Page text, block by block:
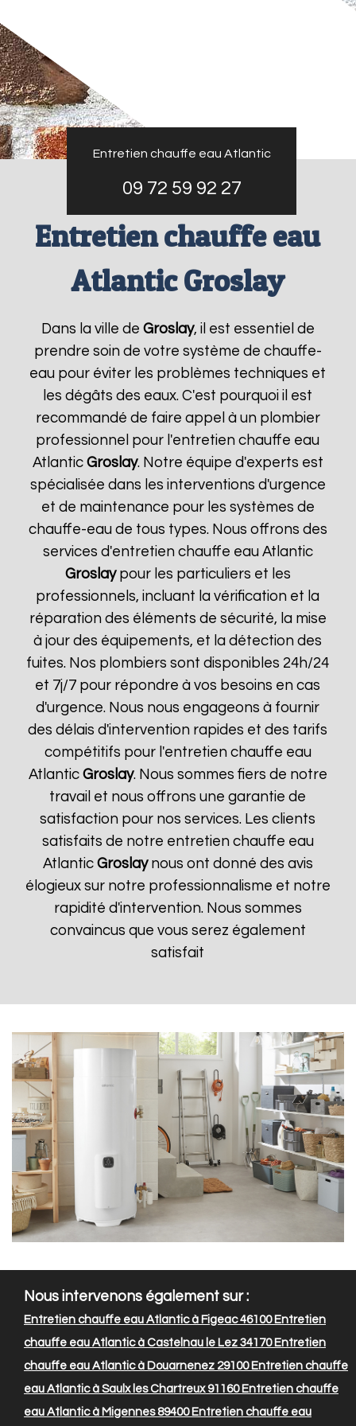
Entretien chauffe eau Atlantic
09 72 59 92 27
Entretien chauffe eau
Atlantic Groslay
Dans la ville de Groslay, il est essentiel de
prendre soin de votre système de chauffe-
eau pour éviter les problèmes techniques et
les dégâts des eaux. C'est pourquoi il est
recommandé de faire appel à un plombier
professionnel pour l'entretien chauffe eau
Atlantic Groslay. Notre équipe d'experts est
spécialisée dans les interventions d'urgence
et de maintenance pour les systèmes de
chauffe-eau de tous types. Nous offrons des
services d'entretien chauffe eau Atlantic
Groslaypour les particuliers et les
professionnels, incluant la vérification et la
réparation des éléments de sécurité, la mise
à jour des équipements, et la détection des
fuites. Nos plombiers sont disponibles 24h/24
et 7j/7 pour répondre à vos besoins en cas
d'urgence. Nous nous engageons à fournir
des délais d'intervention rapides et des tarifs
compétitifs pour l'entretien chauffe eau
Atlantic Groslay. Nous sommes fiers de notre
travail et nous offrons une garantie de
satisfaction pour nos services. Les clients
satisfaits de notre entretien chauffe eau
Atlantic Groslaynous ont donné des avis
élogieux sur notre professionnalisme et notre
rapidité d'intervention. Nous sommes
convaincus que vous serez également
satisfait
Nous intervenons également sur :
Entretien chauffe eau Atlantic à Figeac 46100Entretien
chauffe eau Atlantic à Castelnau le Lez 34170Entretien
chauffe eau Atlantic à Douarnenez 29100Entretien chauffe
eau Atlantic à Saulx les Chartreux 91160Entretien chauffe
eau Atlantic à Migennes 89400Entretien chauffe eau